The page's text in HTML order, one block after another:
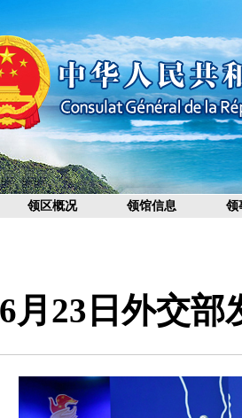
领区概况 领馆信息 领
月23日外交